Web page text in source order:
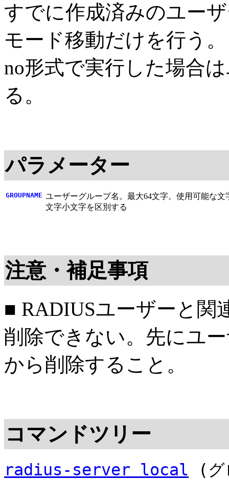
すでに作成済みのユー
モード移動だけを行う。
no形式で実行した場合
る。
パラメーター
GROUPNAME ユーザーグループ名。最大64文字。使用可能な
文字小文字を区別する
注意・補足事項
■ RADIUSユーザーと関
削除できない。先にユ
から削除すること。
コマンドツリー
radius-server local (グ